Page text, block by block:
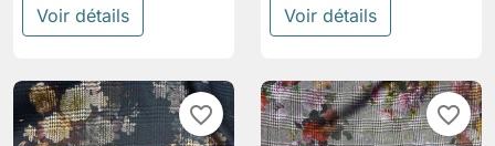
Voir détails Voir détails
favorite_border favorite_border